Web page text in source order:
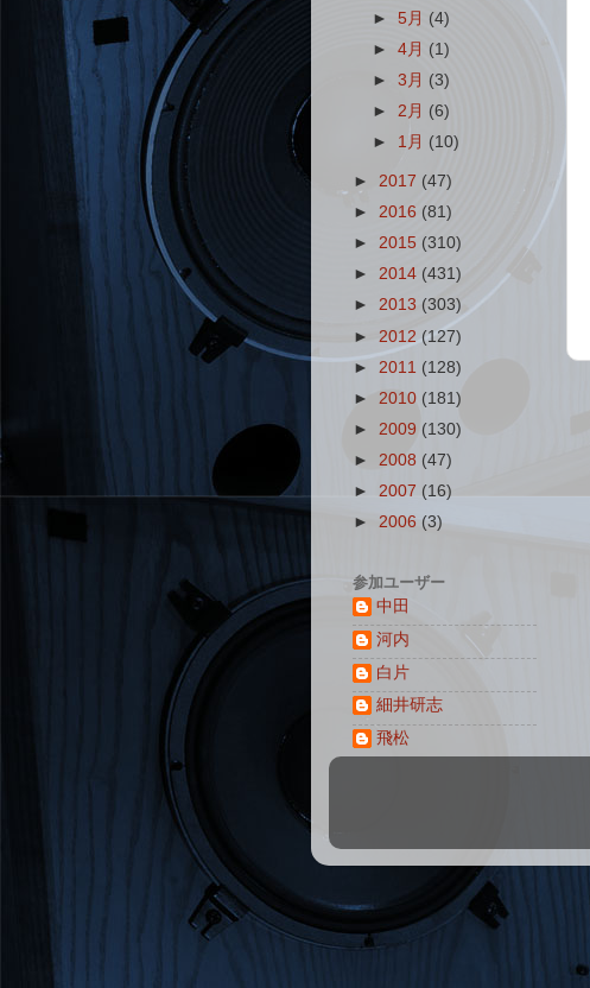
► 5月 (4)
►4月 (1)
►3月 (3)
► 2月 (6)
► 1月 (10)
► 2017 (47)
► 2016 (81)
► 2015 (310)
► 2014 (431)
► 2013 (303)
► 2012 (127)
► 2011 (128)
► 2010 (181)
► 2009 (130)
► 2008 (47)
► 2007 (16)
► 2006 (3)
参加ユーザー
中田
河内
白片
細井研志
飛松